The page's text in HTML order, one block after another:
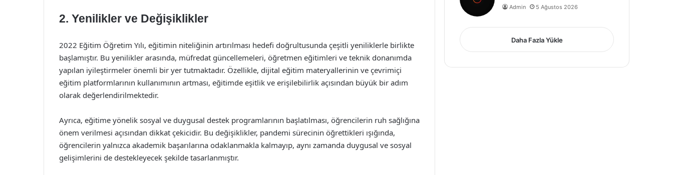
2. Yenilikler ve Değişiklikler
2022 Eğitim Öğretim Yılı, eğitimin niteliğinin artırılması hedefi doğrultusunda çeşitli yeniliklerle birlikte
başlamıştır. Bu yenilikler arasında, müfredat güncellemeleri, öğretmen eğitimleri ve teknik donanımda
yapılan iyileştirmeler önemli bir yer tutmaktadır. Özellikle, dijital eğitim materyallerinin ve çevrimiçi
eğitim platformlarının kullanımının artması, eğitimde eşitlik ve erişilebilirlik açısından büyük bir adım
olarak değerlendirilmektedir.
Ayrıca, eğitime yönelik sosyal ve duygusal destek programlarının başlatılması, öğrencilerin ruh sağlığına
önem verilmesi açısından dikkat çekicidir. Bu değişiklikler, pandemi sürecinin öğrettikleri ışığında,
öğrencilerin yalnızca akademik başarılarına odaklanmakla kalmayıp, aynı zamanda duygusal ve sosyal
gelişimlerini de destekleyecek şekilde tasarlanmıştır.
Admin 5 Ağustos 2026
Daha Fazla Yükle